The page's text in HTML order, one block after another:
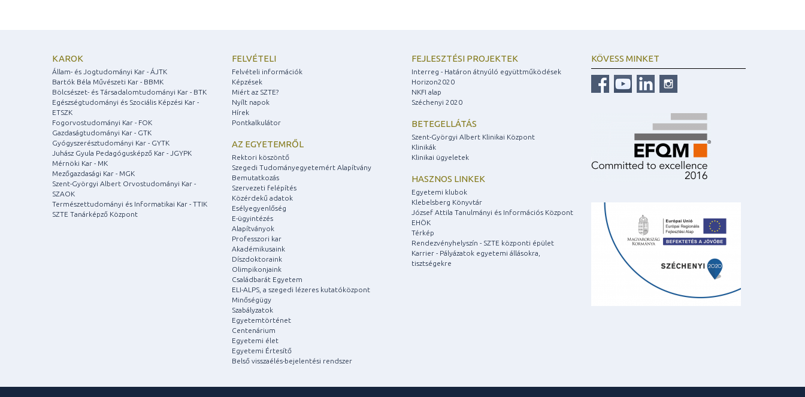
KAROK
Állam- és Jogtudományi Kar - ÁJTK
Bartók Béla Művészeti Kar - BBMK
Bölcsészet- és Társadalomtudományi Kar - BTK
Egészségtudományi és Szociális Képzési Kar -
ETSZK
Fogorvostudományi Kar - FOK
Gazdaságtudományi Kar - GTK
Gyógyszerésztudományi Kar - GYTK
Juhász Gyula Pedagógusképző Kar - JGYPK
Mérnöki Kar - MK
Mezőgazdasági Kar - MGK
Szent-Györgyi Albert Orvostudományi Kar -
SZAOK
Természettudományi és Informatikai Kar - TTIK
SZTE Tanárképző Központ
FELVÉTELI
Felvételi információk
Képzések
Miért az SZTE?
Nyílt napok
Hírek
Pontkalkulátor
AZ EGYETEMRŐL
Rektori köszöntő
Szegedi Tudományegyetemért Alapítvány
Bemutatkozás
Szervezeti felépítés
Közérdekű adatok
Esélyegyenlőség
E-ügyintézés
Alapítványok
Professzori kar
Akadémikusaink
Díszdoktoraink
Olimpikonjaink
Családbarát Egyetem
ELI-ALPS, a szegedi lézeres kutatóközpont
Minőségügy
Szabályzatok
Egyetemtörténet
Centenárium
Egyetemi élet
Egyetemi Értesítő
Belső visszaélés-bejelentési rendszer
FEJLESZTÉSI PROJEKTEK
Interreg - Határon átnyúló együttműködések
Horizon2020
NKFI alap
Széchenyi 2020
BETEGELLÁTÁS
Szent-Györgyi Albert Klinikai Központ
Klinikák
Klinikai ügyeletek
HASZNOS LINKEK
Egyetemi klubok
Klebelsberg Könyvtár
József Attila Tanulmányi és Információs Központ
EHÖK
Térkép
Rendezvényhelyszín - SZTE központi épület
Karrier - Pályázatok egyetemi állásokra,
tisztségekre
KÖVESS MINKET